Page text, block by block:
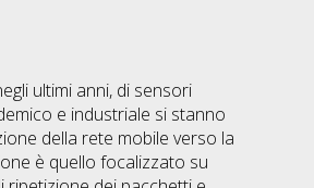
ultimi anni, di sensori
e industriale si stanno
della rete mobile verso la
è quello focalizzato su